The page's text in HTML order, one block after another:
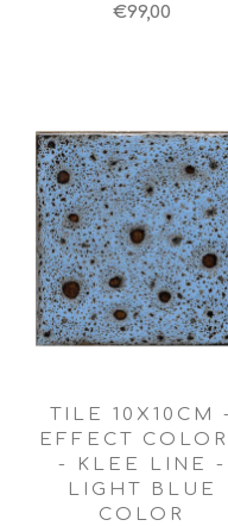
€99,00
TILE 10X10CM -
EFFECT
- KLEE LINE -
LIGHT BLUE
COLOR